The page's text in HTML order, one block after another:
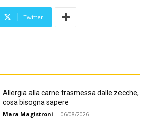
Twitter
Allergia alla carne trasmessa dalle zecche,
cosa bisogna sapere
Mara Magistroni - 06/08/2026